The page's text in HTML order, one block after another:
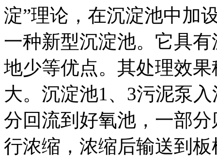
淀”理论，在沉淀池中加
一种新型沉淀池。它具
地少等优点。其处理效
大。沉淀池1、3污泥泵
分回流到好氧池，一部
行浓缩，浓缩后输送到